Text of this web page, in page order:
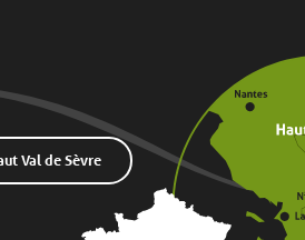
Val de Sèvre